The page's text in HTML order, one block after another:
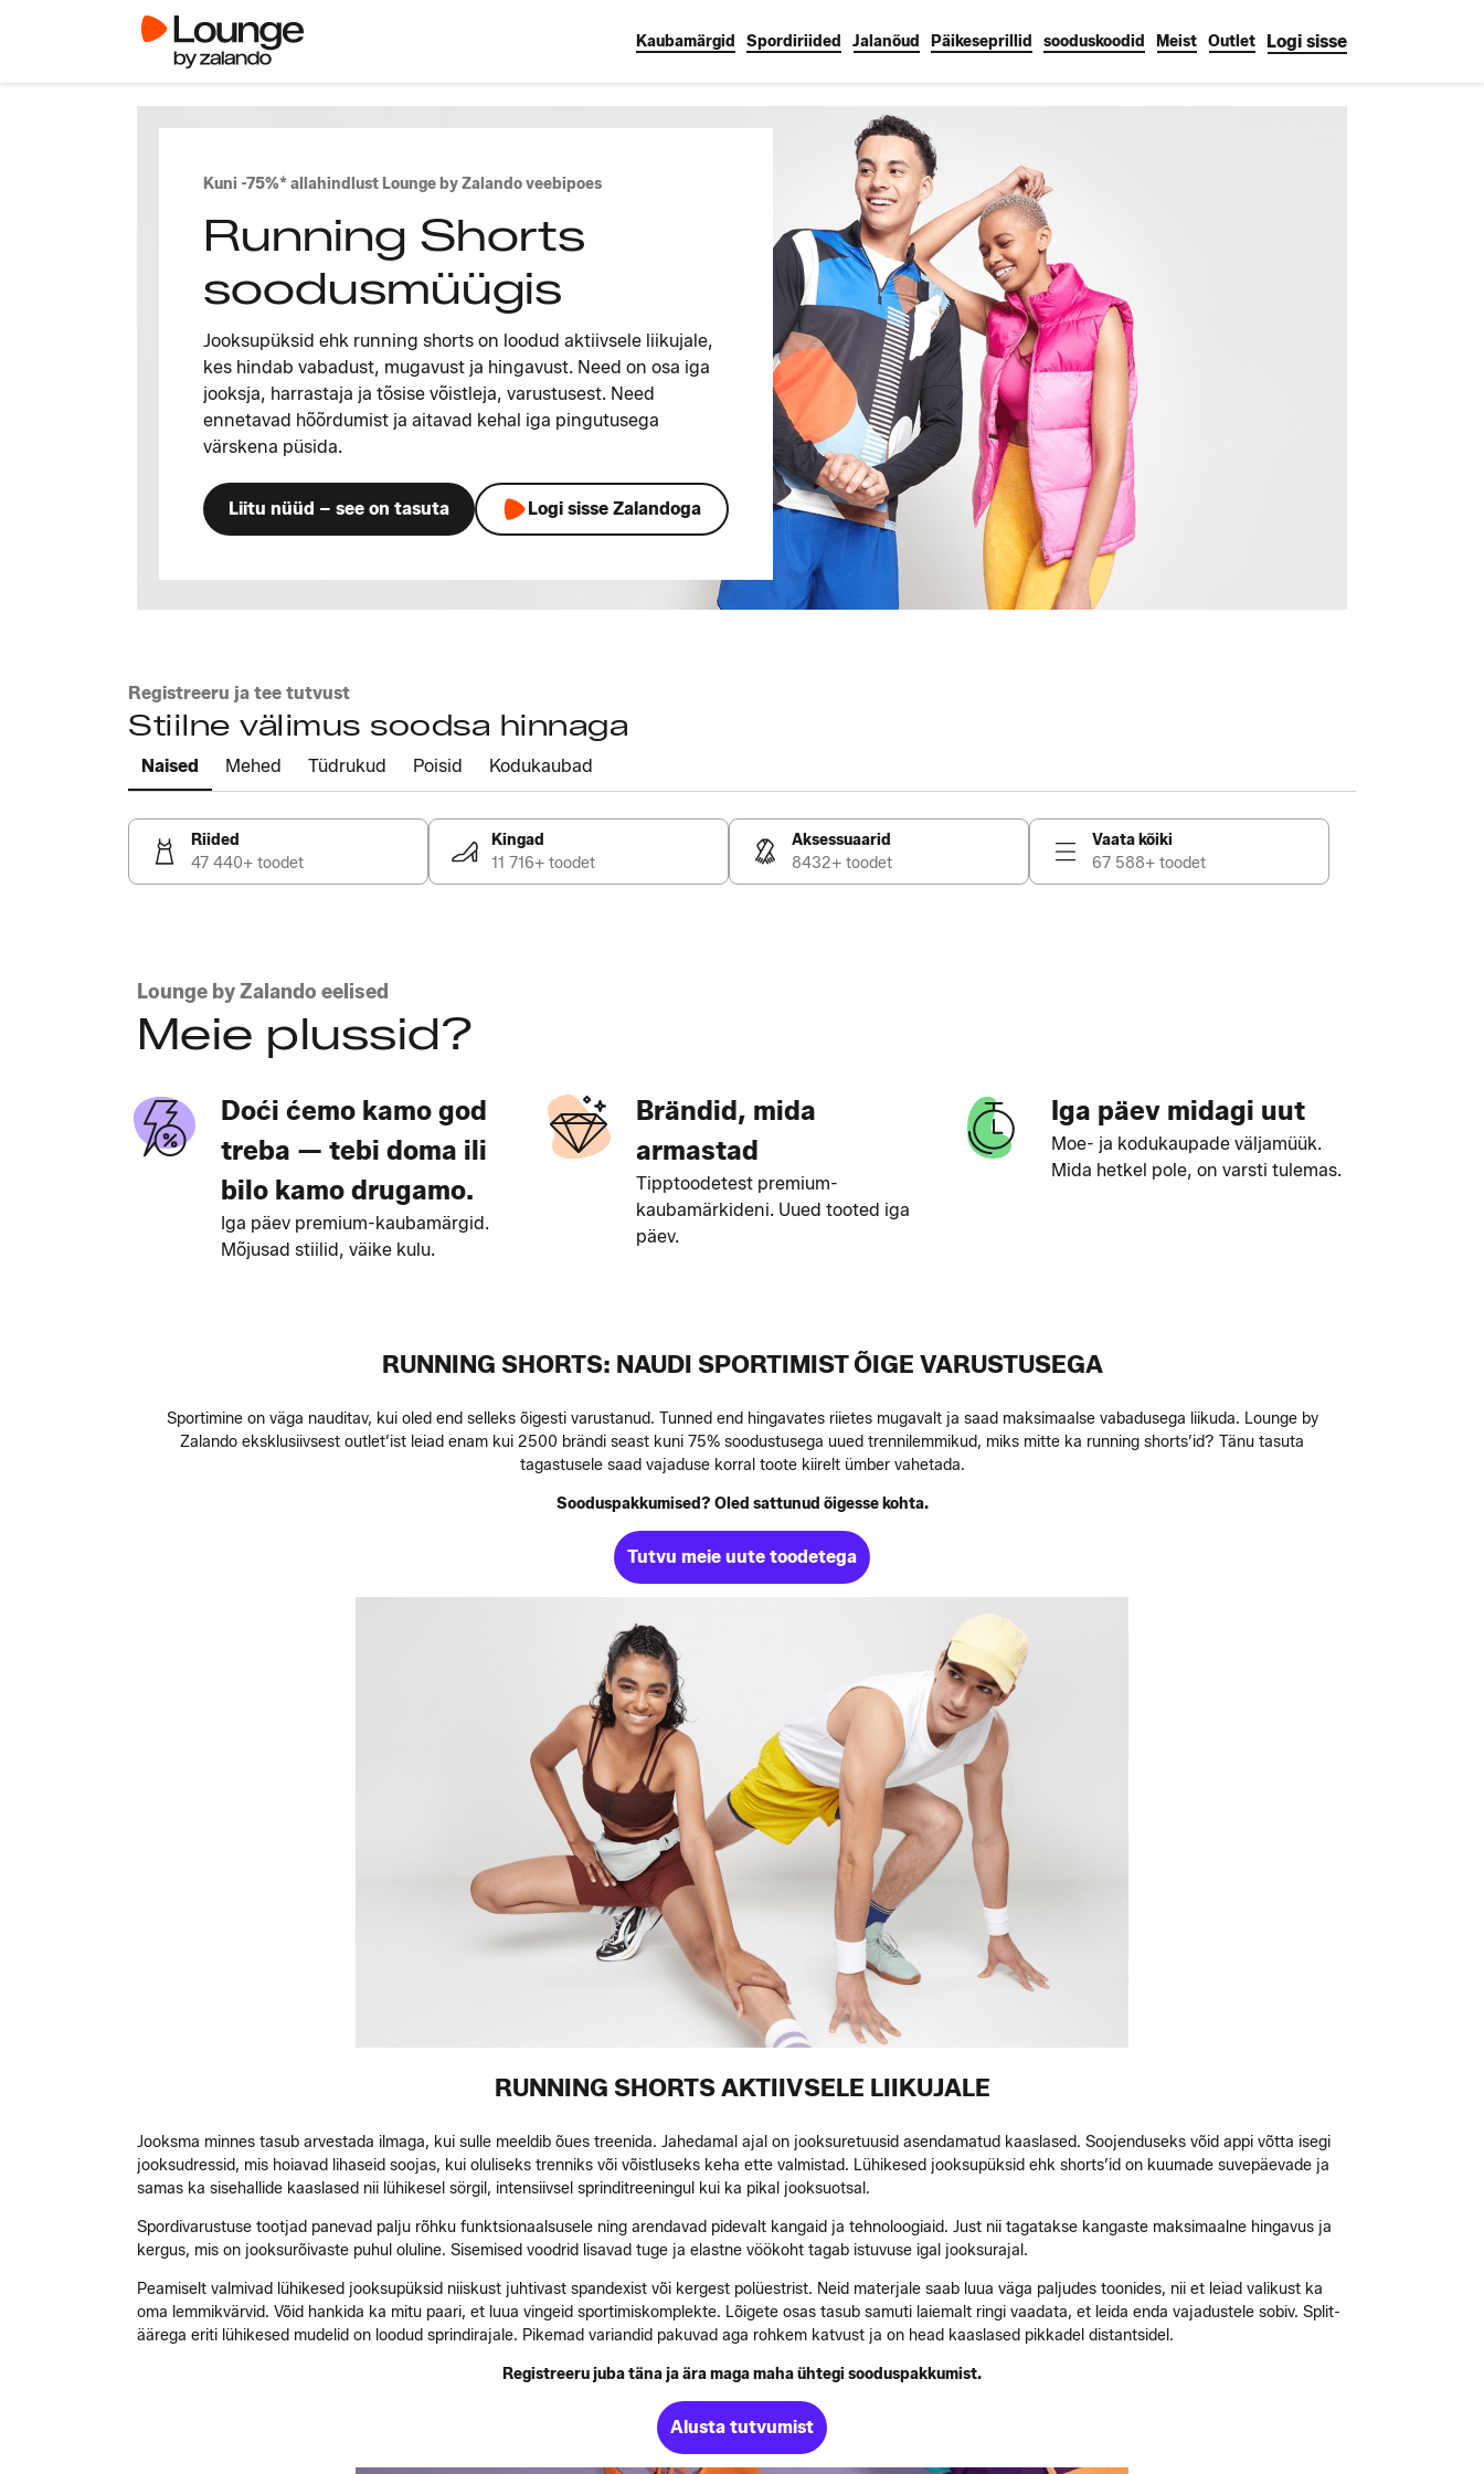
Kaubamärgid Spordiriided Jalanõud Päikeseprillid sooduskoodid Meist Outlet Logi sisse
Kuni -75%* allahindlust Lounge by Zalando veebipoes
Running Shorts
soodusmüügis
Jooksupüksid ehk running shorts on loodud aktiivsele liikujale,
kes hindab vabadust, mugavust ja hingavust. Need on osa iga
jooksja, harrastaja ja tõsise võistleja, varustusest. Need
ennetavad hõõrdumist ja aitavad kehal iga pingutusega
värskena püsida.
Liitu nüüd – see on tasuta Logi sisse Zalandoga
Registreeru ja tee tutvust
Stiilne välimus soodsa hinnaga
Naised Mehed Tüdrukud Poisid Kodukaubad
Riided
47 440+ toodet
Kingad
11 716+ toodet
Aksessuaarid
8432+ toodet
Vaata kõiki
67 588+ toodet
Lounge by Zalando eelised
Meie plussid?
Doći ćemo kamo god
treba — tebi doma ili
bilo kamo drugamo.
Iga päev premium-kaubamärgid.
Mõjusad stiilid, väike kulu.
Brändid, mida
armastad
Tipptoodetest premium-
kaubamärkideni. Uued tooted iga
päev.
Iga päev midagi uut
Moe- ja kodukaupade väljamüük.
Mida hetkel pole, on varsti tulemas.
RUNNING SHORTS: NAUDI SPORTIMIST ÕIGE VARUSTUSEGA
Sportimine on väga nauditav, kui oled end selleks õigesti varustanud. Tunned end hingavates riietes mugavalt ja saad maksimaalse vabadusega liikuda. Lounge by
Zalando eksklusiivsest outlet’ist leiad enam kui 2500 brändi seast kuni 75% soodustusega uued trennilemmikud, miks mitte ka running shorts’id? Tänu tasuta
tagastusele saad vajaduse korral toote kiirelt ümber vahetada.
Sooduspakkumised? Oled sattunud õigesse kohta.
Tutvu meie uute toodetega
RUNNING SHORTS AKTIIVSELE LIIKUJALE
Jooksma minnes tasub arvestada ilmaga, kui sulle meeldib õues treenida. Jahedamal ajal on jooksuretuusid asendamatud kaaslased. Soojenduseks võid appi võtta isegi
jooksudressid, mis hoiavad lihaseid soojas, kui oluliseks trenniks või võistluseks keha ette valmistad. Lühikesed jooksupüksid ehk shorts’id on kuumade suvepäevade ja
samas ka sisehallide kaaslased nii lühikesel sörgil, intensiivsel sprinditreeningul kui ka pikal jooksuotsal.
Spordivarustuse tootjad panevad palju rõhku funktsionaalsusele ning arendavad pidevalt kangaid ja tehnoloogiaid. Just nii tagatakse kangaste maksimaalne hingavus ja
kergus, mis on jooksurõivaste puhul oluline. Sisemised voodrid lisavad tuge ja elastne vöökoht tagab istuvuse igal jooksurajal.
Peamiselt valmivad lühikesed jooksupüksid niiskust juhtivast spandexist või kergest polüestrist. Neid materjale saab luua väga paljudes toonides, nii et leiad valikust ka
oma lemmikvärvid. Võid hankida ka mitu paari, et luua vingeid sportimiskomplekte. Lõigete osas tasub samuti laiemalt ringi vaadata, et leida enda vajadustele sobiv. Split-
äärega eriti lühikesed mudelid on loodud sprindirajale. Pikemad variandid pakuvad aga rohkem katvust ja on head kaaslased pikkadel distantsidel.
Registreeru juba täna ja ära maga maha ühtegi sooduspakkumist.
Alusta tutvumist